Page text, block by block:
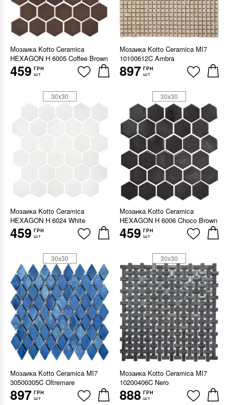
Мозаика Kotto Ceramica
HEXAGON H 6005 Coffee Brown
459 ГРН
шт
Мозаика Kotto Ceramica MI7
10100612C Ambra
897 ГРН
шт
Мозаика Kotto Ceramica
HEXAGON H 6024 White
459 ГРН
шт
30x30
Мозаика Kotto Ceramica
HEXAGON H 6006 Choco Brown
459 ГРН
шт
30x30
Мозаика Kotto Ceramica MI7
30500305C Oltremare
897 ГРН
шт
30x30
Мозаика Kotto Ceramica MI7
10200406C Nero
888 ГРН
шт
30x30